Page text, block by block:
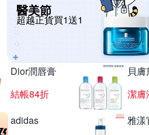
醫美節
超越正貨買1送1
Dior潤唇膏
結帳84折
貝
潔膚
adidas
雅漾